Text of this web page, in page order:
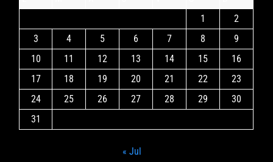
1
2
3
4 5 6 7 8
9
10
11 12 13 14 15
16
17
18 19 20 21 22
23
24
25 26 27 28 29
30
31
« Jul